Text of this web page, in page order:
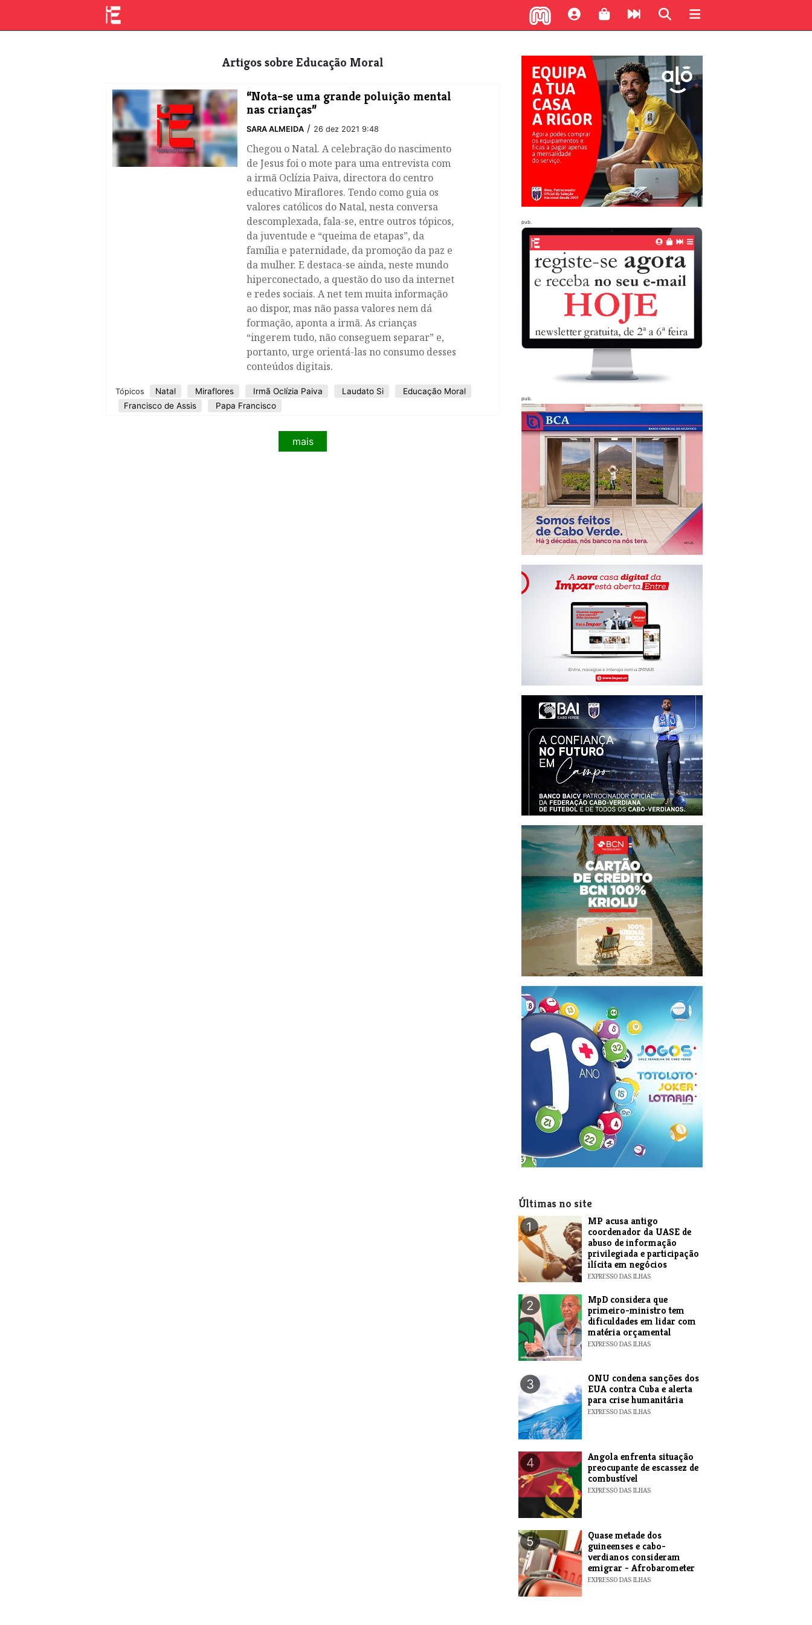
Artigos sobre Educação Moral
“Nota-se uma grande poluição mental
nas crianças”
SARA ALMEIDA / 26 dez 2021 9:48
Chegou o Natal. A celebração do nascimento
de Jesus foi o mote para uma entrevista com
a irmã Oclízia Paiva, directora do centro
educativo Miraflores. Tendo como guia os
valores católicos do Natal, nesta conversa
descomplexada, fala-se, entre outros tópicos,
da juventude e “queima de etapas”, da
família e paternidade, da promoção da paz e
da mulher. E destaca-se ainda, neste mundo
hiperconectado, a questão do uso da internet
e redes sociais. A net tem muita informação
ao dispor, mas não passa valores nem dá
formação, aponta a irmã. As crianças
“ingerem tudo, não conseguem separar” e,
portanto, urge orientá-las no consumo desses
conteúdos digitais.
Tópicos Natal Miraflores Irmã Oclízia Paiva Laudato Si
Educação Moral
Francisco de Assis
Papa Francisco
mais
pub.
pub.
Últimas no site
1
MP acusa antigo
coordenador da UASE de
abuso de informação
privilegiada e participação
ilícita em negócios
EXPRESSO DAS ILHAS
2
MpD considera que
primeiro-ministro tem
dificuldades em lidar com
matéria orçamental
EXPRESSO DAS ILHAS
3
ONU condena sanções dos
EUA contra Cuba e alerta
para crise humanitária
EXPRESSO DAS ILHAS
4
Angola enfrenta situação
preocupante de escassez de
combustível
EXPRESSO DAS ILHAS
5
Quase metade dos
guineenses e cabo-
verdianos consideram
emigrar - Afrobarometer
EXPRESSO DAS ILHAS